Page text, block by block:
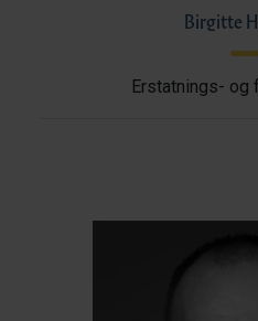
Birgitte
Erstatnings-